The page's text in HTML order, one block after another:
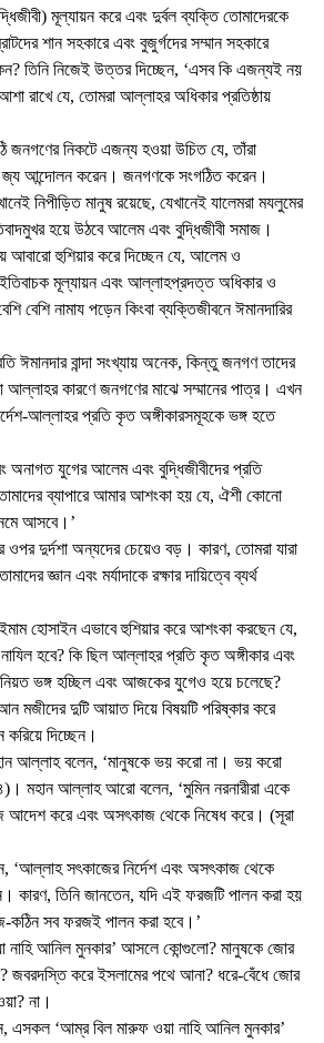
মূল্যায়ন করে এবং দুর্বল ব্যক্তি তোমাদেরকে
শান সহকারে এবং বুজুর্গদের সম্মান সহকারে
তিনি নিজেই উত্তর দিচ্ছেন, ‘এসব কি এজন্যই নয়
রাখে যে, তোমরা আল্লাহর অধিকার প্রতিষ্ঠায়
জনগণের নিকটে এজন্য হওয়া উচিত যে, তাঁরা
জ্য আন্দোলন করেন। জনগণকে সংগঠিত করেন।
নিপীড়িত মানুষ রয়েছে, যেখানেই যালেমরা মযলুমের
হয়ে উঠবে আলেম এবং বুদ্ধিজীবী সমাজ।
আবারো হুশিয়ার করে দিচ্ছেন যে, আলেম ও
ইতিবাচক মূল্যায়ন এবং আল্লাহপ্রদত্ত অধিকার ও
বেশি নামায পড়েন কিংবা ব্যক্তিজীবনে ঈমানদারির
ঈমানদার বান্দা সংখ্যায় অনেক, কিন্তু জনগণ তাদের
কারণে জনগণের মাঝে সম্মানের পাত্র। এখন
আল্লাহর প্রতি কৃত অঙ্গীকারসমূহকে ভঙ্গ হতে
অনাগত যুগের আলেম এবং বুদ্ধিজীবীদের প্রতি
ব্যাপারে আমার আশংকা হয় যে, ঐশী কোনো
আসবে।’
ওপর দুর্দশা অন্যদের চেয়েও বড়। কারণ, তোমরা যারা
জ্ঞান এবং মর্যাদাকে রক্ষার দায়িত্বে ব্যর্থ
হোসাইন এভাবে হুশিয়ার করে আশংকা করছেন যে,
হবে? কি ছিল আল্লাহর প্রতি কৃত অঙ্গীকার এবং
ভঙ্গ হচ্ছিল এবং আজকের যুগেও হয়ে চলেছে?
মজীদের দুটি আয়াত দিয়ে বিষয়টি পরিষ্কার করে
দিচ্ছেন।
আল্লাহ বলেন, ‘মানুষকে ভয় করো না। ভয় করো
মহান আল্লাহ আরো বলেন, ‘মুমিন নরনারীরা একে
আদেশ করে এবং অসৎকাজ থেকে নিষেধ করে। (সূরা
‘আল্লাহ সৎকাজের নির্দেশ এবং অসৎকাজ থেকে
কারণ, তিনি জানতেন, যদি এই ফরজটি পালন করা হয়
কঠিন সব ফরজই পালন করা হবে।’
আনিল মুনকার’ আসলে কোন্গুলো? মানুষকে জোর
জবরদস্তি করে ইসলামের পথে আনা? ধরে-বেঁধে জোর
না।
এসকল ‘আম্র বিল মারুফ ওয়া নাহি আনিল মুনকার’